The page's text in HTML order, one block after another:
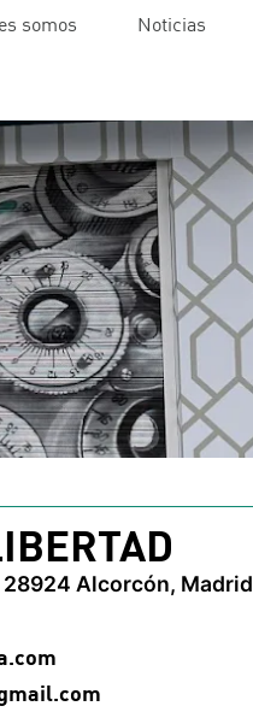
somos Noticias
28924 Alcorcón, Madrid